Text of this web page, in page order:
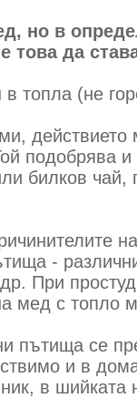
но в
това да
топла (не
подобрява
билков
-
При
мед с топло
пътища се
и в
в шийката